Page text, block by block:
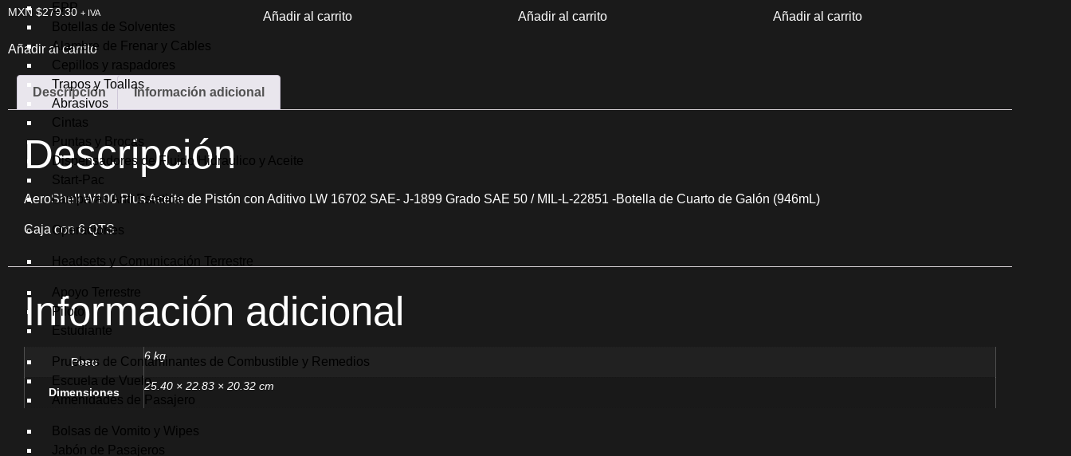
EPP
Botellas de Solventes
Alambre de Frenar y Cables
Cepillos y raspadores
Trapos y Toallas
Abrasivos
Cintas
Puntas y Brocas
Dispensadores de Fluido Hidraulico y Aceite
Start-Pac
Lamparas Anti Estatica
Operaciones
Headsets y Comunicación Terrestre
Apoyo Terrestre
Piloto
Estudiante
Pruebas de Contaminantes de Combustible y Remedios
Escuela de Vuelo
Amenidades de Pasajero
Bolsas de Vomito y Wipes
Jabón de Pasajeros
MXN $279.30 + IVA
Añadir al carrito
Añadir al carrito Añadir al carrito Añadir al carrito
Descripción Información adicional
Descripción
AeroShell W100 Plus Aceite de Pistón con Aditivo LW 16702 SAE- J-1899 Grado SAE 50 / MIL-L-22851 -Botella de Cuarto de Galón (946mL)
Caja con 6 QTS
Información adicional
Peso 6 kg
Dimensiones 25.40 × 22.83 × 20.32 cm